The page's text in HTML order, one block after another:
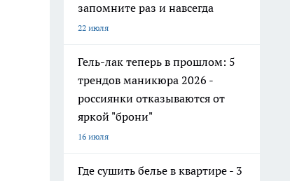
запомните раз и навсегда
22 июля
Гель-лак теперь в прошлом: 5
трендов маникюра 2026 -
россиянки отказываются от
яркой "брони"
16 июля
Где сушить белье в квартире - 3